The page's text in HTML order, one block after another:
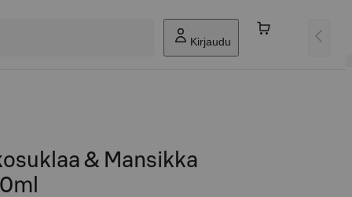
Kirjaudu
& Mansikka